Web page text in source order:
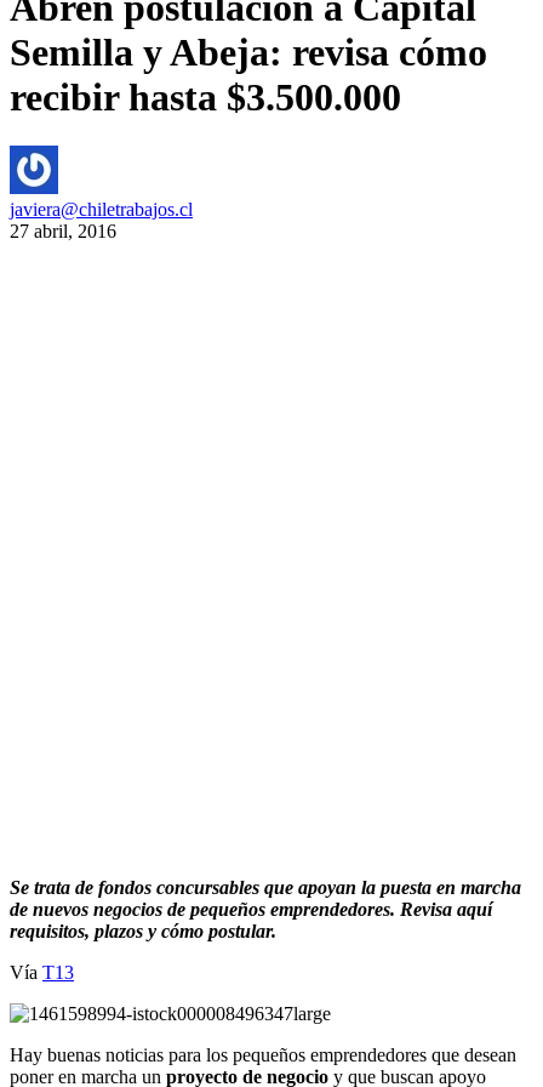
Semilla y Abeja: revisa cómo
recibir hasta $3.500.000
javiera@chiletrabajos.cl
27 abril, 2016
Se trata de fondos concursables que apoyan la puesta en marcha
de nuevos negocios de pequeños emprendedores. Revisa aquí
requisitos, plazos y cómo postular.
Vía T13
Hay buenas noticias para los pequeños emprendedores que desean
poner en marcha un proyecto de negocio y que buscan apoyo